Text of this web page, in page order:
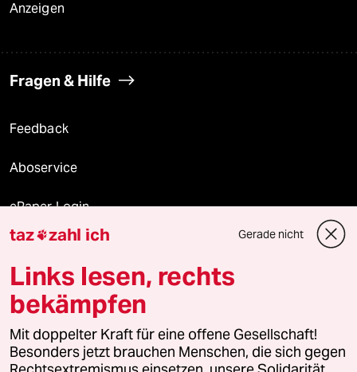
Anzeigen
Fragen & Hilfe
Feedback
Aboservice
ePaper Login
Downloads für Abonnierende
© 2026 taz Verlags und Vertriebs GmbH
Alle Rechte vorbehalten. Bei rechtlichen Fragen oder für Genehmigungen
wenden Sie sich bitte an lizenzen@taz.de
taz zahl ich Gerade nicht
Links lesen, rechts
bekämpfen
Mit doppelter Kraft für eine offene Gesellschaft!
Besonders jetzt brauchen Menschen, die sich gegen